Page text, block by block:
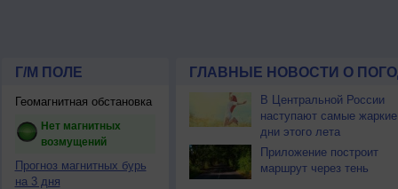
Г/М ПОЛЕ
Геомагнитная обстановка
Нет магнитных
возмущений
Прогноз магнитных бурь
на 3 дня
ГЛАВНЫЕ НОВОСТИ О
В Центральной России
наступают самые жаркие
дни этого лета
Приложение построит
маршрут через тень